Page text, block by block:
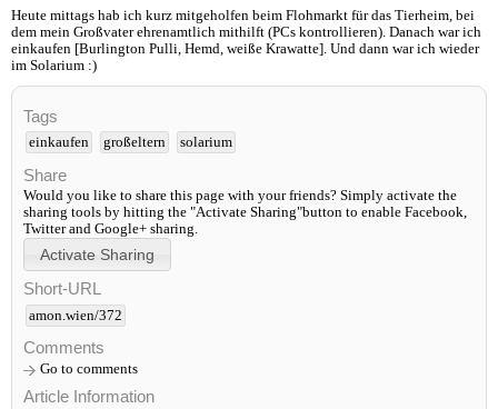
Heute mittags hab ich kurz mitgeholfen beim Flohmarkt für das Tierheim, bei
dem mein Großvater ehrenamtlich mithilft (PCs kontrollieren). Danach war ich
einkaufen [Burlington Pulli, Hemd, weiße Krawatte]. Und dann war ich wieder
im Solarium :)
Tags
einkaufen großeltern solarium
Share
Would you like to share this page with your friends? Simply activate the
sharing tools by hitting the "Activate Sharing"button to enable Facebook,
Twitter and Google+ sharing.
Short-URL
amon.wien/372
Comments
Go to comments
Article Information